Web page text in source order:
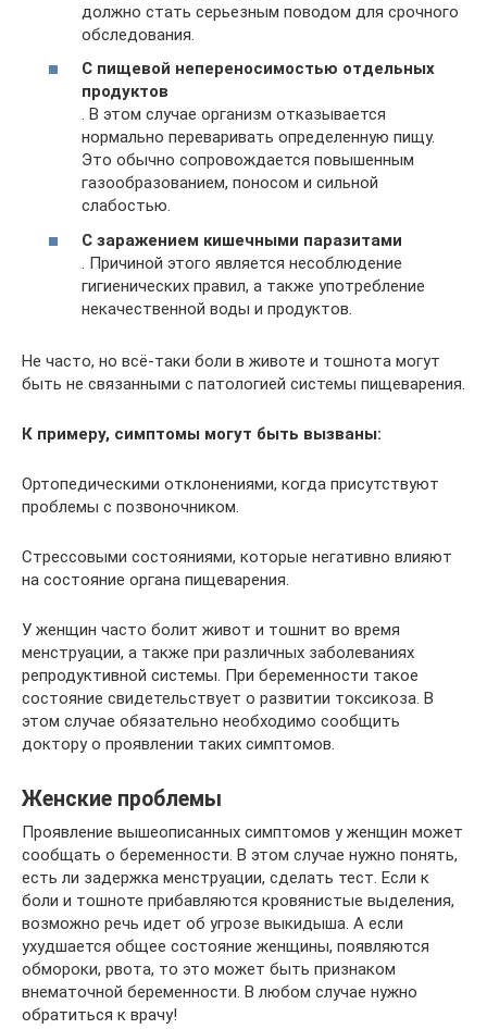
должно стать серьезным поводом для срочного
обследования.
С пищевой непереносимостью отдельных
продуктов
. В этом случае организм отказывается
нормально переваривать определенную пищу.
Это обычно сопровождается повышенным
газообразованием, поносом и сильной
слабостью.
С заражением кишечными паразитами
. Причиной этого является несоблюдение
гигиенических правил, а также употребление
некачественной воды и продуктов.
Не часто, но всё-таки боли в животе и тошнота могут
быть не связанными с патологией системы пищеварения.
К примеру, симптомы могут быть вызваны:
Ортопедическими отклонениями, когда присутствуют
проблемы с позвоночником.
Стрессовыми состояниями, которые негативно влияют
на состояние органа пищеварения.
У женщин часто болит живот и тошнит во время
менструации, а также при различных заболеваниях
репродуктивной системы. При беременности такое
состояние свидетельствует о развитии токсикоза. В
этом случае обязательно необходимо сообщить
доктору о проявлении таких симптомов.
Женские проблемы
Проявление вышеописанных симптомов у женщин может
сообщать о беременности. В этом случае нужно понять,
есть ли задержка менструации, сделать тест. Если к
боли и тошноте прибавляются кровянистые выделения,
возможно речь идет об угрозе выкидыша. А если
ухудшается общее состояние женщины, появляются
обмороки, рвота, то это может быть признаком
внематочной беременности. В любом случае нужно
обратиться к врачу!